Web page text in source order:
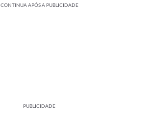
CONTINUA APÓS A PUBLICIDADE
PUBLICIDADE